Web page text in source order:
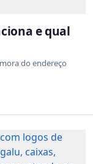
e qual
do endereço